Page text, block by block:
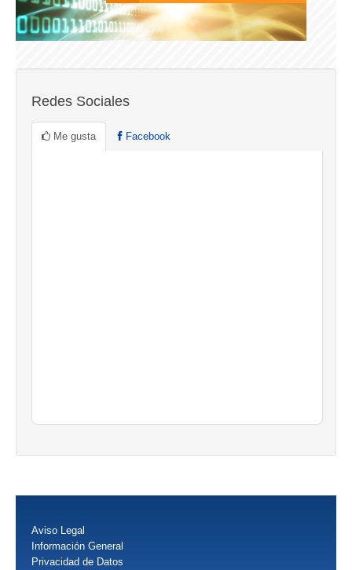
Redes Sociales
Me gusta Facebook
Aviso Legal
Información General
Privacidad de Datos